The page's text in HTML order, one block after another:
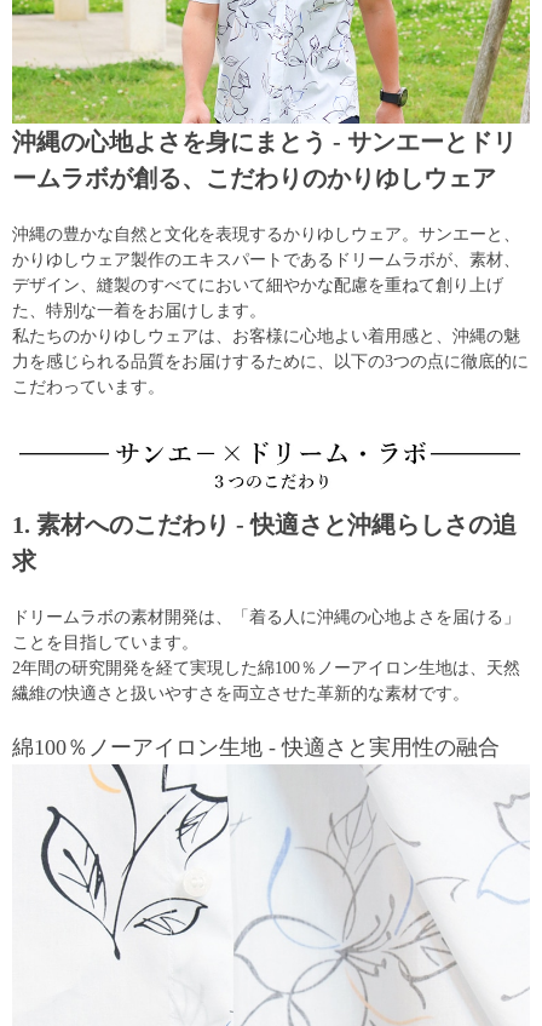
沖縄の心地よさを身にまとう - サンエーとドリ
ームラボが創る、こだわりのかりゆしウェア
沖縄の豊かな自然と文化を表現するかりゆしウェア。サンエーと、
かりゆしウェア製作のエキスパートであるドリームラボが、素材、
デザイン、縫製のすべてにおいて細やかな配慮を重ねて創り上げ
た、特別な一着をお届けします。
私たちのかりゆしウェアは、お客様に心地よい着用感と、沖縄の魅
力を感じられる品質をお届けするために、以下の3つの点に徹底的に
こだわっています。
1. 素材へのこだわり - 快適さと沖縄らしさの追
求
ドリームラボの素材開発は、「着る人に沖縄の心地よさを届ける」
ことを目指しています。
2年間の研究開発を経て実現した綿100％ノーアイロン生地は、天然
繊維の快適さと扱いやすさを両立させた革新的な素材です。
綿100％ノーアイロン生地 - 快適さと実用性の融合